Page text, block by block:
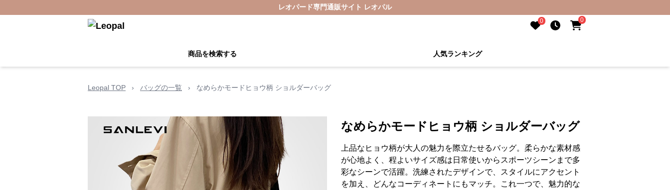
レオパード専門通販サイト レオパル
0 0
商品を検索する 人気ランキング
Leopal TOP › バッグの一覧 › なめらかモードヒョウ柄 ショルダーバッグ
なめらかモードヒョウ柄 ショルダーバッグ
上品なヒョウ柄が大人の魅力を際立たせるバッグ。柔らかな素材感
が心地よく、程よいサイズ感は日常使いからスポーツシーンまで多
彩なシーンで活躍。洗練されたデザインで、スタイルにアクセント
を加え、どんなコーディネートにもマッチ。これ一つで、魅力的な